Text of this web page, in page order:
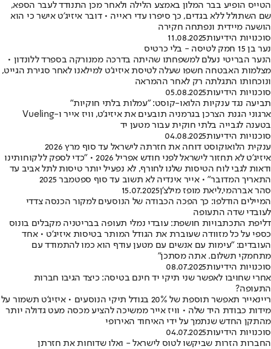
הטייס הופיע בבר המלון באמצע הלילה ולאחר מכן התנודד לעבר הספא,
שם השתולל ללא בגדים, כך סיפרו עדי ראייה • דובר איזיג'ט אישר כי הוא
הושעה מיידית ונפתחה חקירה
סוכנויות הידיעות11.08.2025
נער בן 15 חמק לטיסה - בלי כרטיס
הנער הבריטי נעלם למשפחתו שהיתה בדרכה ממנורקה בספרד ללונדון •
מצלמות האבטחה חשפו שעלה לטיסת איזיג'ט למילאנו לאחר סגירת הגייט,
ונוכחותו התגלתה רק לאחר ההמראה
סוכנויות הידיעות05.08.2025
תביעה נגד ענקיות הלואו-קוסט: "עמלות בלתי חוקיות"
ארגוני הגנת הצרכן בגרמניה תובעים את איזיג'ט, וויז אייר ו-Vueling
בטענה לגבייה בלתי חוקית עבור מטען יד
סוכנויות הידיעות04.08.2025
ענקית הלואוקוסט דוחה את חזרתה לישראל עד סוף מרץ 2026
איזיג'ט לא תחזור לישראל לפני חודש אפריל 2026 • "כדי לספק ללקוחותינו
ודאות לגבי לוח הטיסות שלנו לחורף, לא נפעיל יותר טיסות לתל אביב עד
התאריך המדובר" • אייר אינדיה לא תשוב עד סוף ספטמבר 2025
סהר אברהמי,ליאת מופז מילצ'ן15.07.2025
המיילים הודלפו: כך הפכה הכבודה של הנוסעים למקור הכנסה צדדי
לעובדי שדה התעופה
דליפת התכתבויות חושפת: עובדי נמלי תעופה בבריטניה מקבלים בונוס
כספי על כל מזוודה שעוברת את הגודל המותר בטיסות איזיג'ט • אחד
העובדים: "עימות עם אנשים עם מטען עודף הוא כמו להתמודד עם
מתחמקי תשלום. אתה מסתכן"
סוכנויות הידיעות08.07.2025
אחרי שחויבו לאפשר שני תיקי יד חינם בטיסה: כיצד הגיבו חברות
התעופה?
ריינאייר תאפשר תוספת של 20% בגודל תיקי הנוסעים • איזיג'ט תשמור על
מידות כבודת היד שלה • וויז אייר ממשיכה להציע מכסה מעט גדולה יותר
מהתקן החדש שנתמך על ידי האיחוד האירופי
סוכנויות הידיעות04.07.2025
החברות הזרות שביקשו לטוס לישראל - ואלו שדוחות את חזרתן